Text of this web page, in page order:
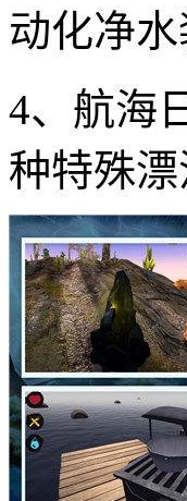
动化净
4、航海
种特殊